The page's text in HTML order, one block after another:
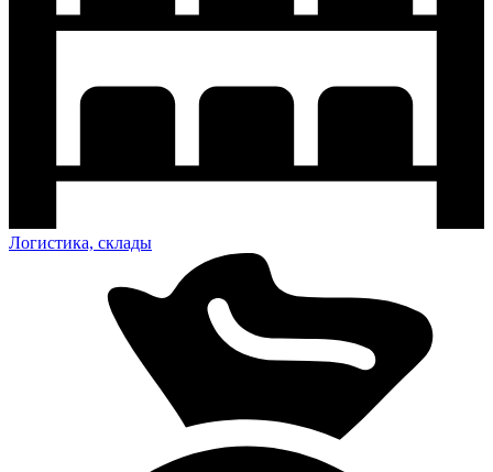
Логистика, склады